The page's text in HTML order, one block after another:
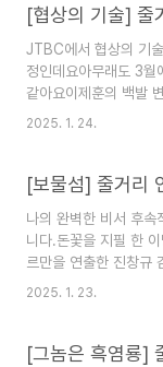
버 하이스쿨 드라마 방
에 대해서 정리해 보
보 감자연구소 드라마
입니다.감자연구소 드
~ 2025년 4월 6일에
드라마 방송시간은 토
입니다.감자연구소 드
을 연출한 강일수 감독
JTBC에서 협상의 기
정인데요아무래도 3월
같아요이제훈의 백발
데요 거기에 밥을 잘
줄거리 출연진 등장인
보협상의 기술 드라마
니다.협상의 기술 드
~ 2025년 4월 13일에
술 드라마 방송시간은
협상의 기술 드라마..
2025. 1. 24.
나의 완벽한 비서 후속
니다.돈꽃을 지필 한
르만을 연출한 진창규
기대를 모으고 있는데
해서 정리해 보겠습니
2025. 1. 23.